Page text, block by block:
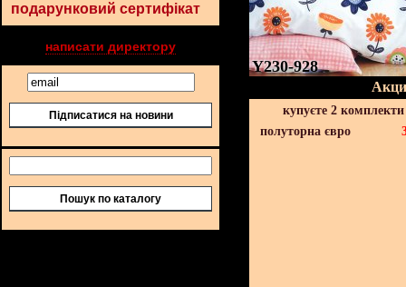
подарунковий сертифікат
написати директору
Підписатися на новини
Пошук по каталогу
Y230-928
купуєте 2
полуторна євро